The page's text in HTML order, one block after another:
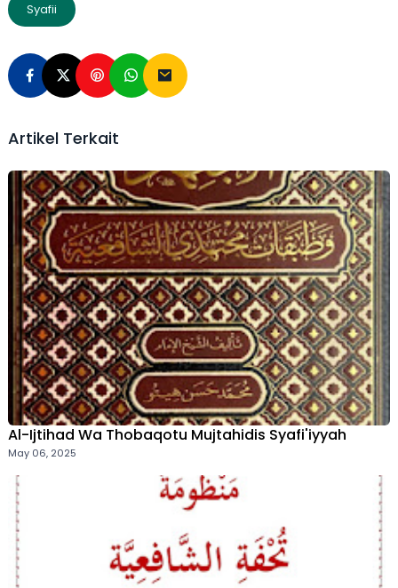
Syafii
Artikel Terkait
Al-Ijtihad Wa Thobaqotu Mujtahidis Syafi'iyyah
May 06, 2025